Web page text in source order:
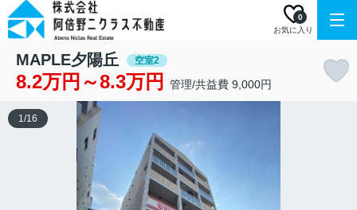
お気に入り
0
MAPLE夕陽丘 空室2
8.2万円～8.3万円 管理/共益費 9,000円
1/16